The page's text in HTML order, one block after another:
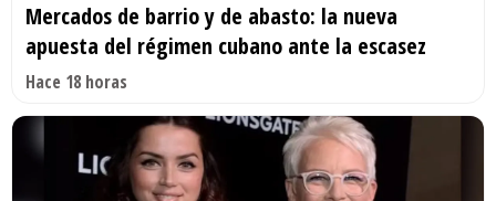
Mercados de barrio y de abasto: la nueva
apuesta del régimen cubano ante la escasez
Hace 18 horas